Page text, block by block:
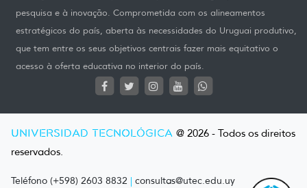
pesquisa e à inovação. Comprometida com os alineamentos
estratégicos do país, aberta às necessidades do Uruguai produtivo,
que tem entre os seus objetivos centrais fazer mais equitativo o
acesso à oferta educativa no interior do país.
UNIVERSIDAD TECNOLÓGICA @ 2026 - Todos os direitos
reservados.
Teléfono (+598) 2603 8832 | consultas@utec.edu.uy